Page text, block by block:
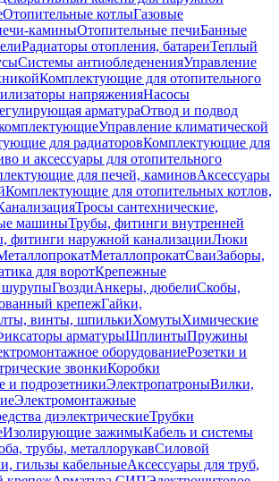
Отопительные котлыГазовые
каминыОтопительные печиБанные
Радиаторы отопления, батареиТеплый
Системы антиобледененияУправление
Комплектующие для отопительного
напряженияНасосы
арматураОтвод и подвод
Управление климатической
для радиаторовКомплектующие для
и аксессуары для отопительного
для печей, каминовАксессуары
Комплектующие для отопительных котлов,
Тросы сантехнические,
машиныТрубы, фитинги внутренней
фитинги наружной канализацииЛюки
МеталлопрокатСваиЗаборы,
для воротКрепежные
шурупыГвоздиАнкеры, дюбелиСкобы,
крепежГайки,
винты, шпилькиХомутыХимические
арматурыШплинтыПружины
оборудованиеРозетки и
звонкиКоробки
и подрозетникиЭлектропатроныВилки,
Электромонтажные
диэлектрическиеТрубки
Изолирующие зажимыКабель и системы
трубы, металлорукавСиловой
гильзы кабельныеАксессуары для труб,